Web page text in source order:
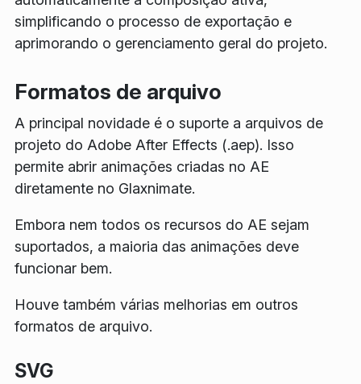
simplificando o processo de exportação e
aprimorando o gerenciamento geral do projeto.
Formatos de arquivo
A principal novidade é o suporte a arquivos de
projeto do Adobe After Effects (.aep). Isso
permite abrir animações criadas no AE
diretamente no Glaxnimate.
Embora nem todos os recursos do AE sejam
suportados, a maioria das animações deve
funcionar bem.
Houve também várias melhorias em outros
formatos de arquivo.
SVG